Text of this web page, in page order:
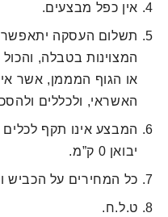
אין כפל מבצעים.
תשלום העסקה
המצוינות בטבלה,
או הגוף המממן, אשר
האשראי, ולכללים
המבצע אינו תקף
יבואן 0 ק”מ.
כל המחירים על הכביש
ט.ל.ח.